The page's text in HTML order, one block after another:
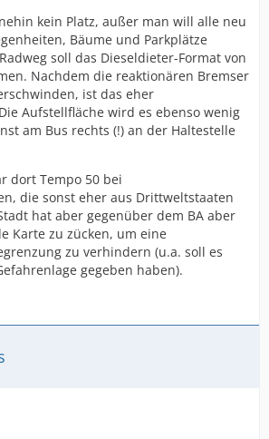
kein Platz, außer man will alle neu
Bäume und Parkplätze
soll das Dieseldieter-Format von
Nachdem die reaktionären Bremser
ist das eher
Aufstellfläche wird es ebenso wenig
am Bus rechts (!) an der Haltestelle
dort Tempo 50 bei
die sonst eher aus Drittweltstaaten
hat aber gegenüber dem BA aber
Karte zu zücken, um eine
zu verhindern (u.a. soll es
gegeben haben).